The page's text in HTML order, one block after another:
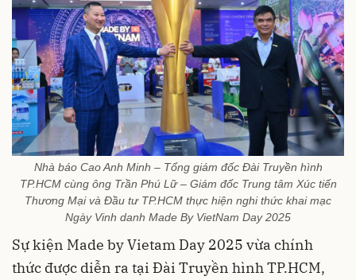
Nhà báo Cao Anh Minh – Tổng giám đốc Đài Truyền hình
TP.HCM cùng ông Trần Phú Lữ – Giám đốc Trung tâm Xúc tiến
Thương Mại và Đầu tư TP.HCM thực hiện nghi thức khai mạc
Ngày Vinh danh Made By VietNam Day 2025
Sự kiện Made by Vietam Day 2025 vừa chính
thức được diễn ra tại Đài Truyền hình TP.HCM,